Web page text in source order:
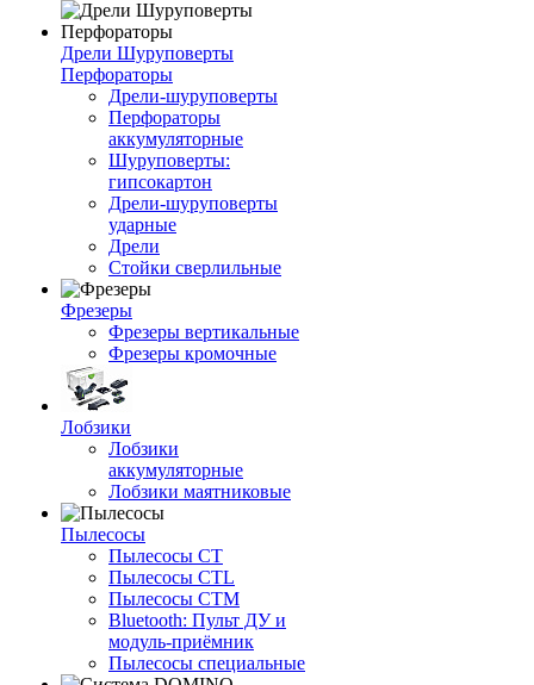
Дрели Шуруповерты
Перфораторы
Дрели-шуруповерты
Перфораторы
аккумуляторные
Шуруповерты:
гипсокартон
Дрели-шуруповерты
ударные
Дрели
Стойки сверлильные
Фрезеры
Фрезеры вертикальные
Фрезеры кромочные
Лобзики
Лобзики
аккумуляторные
Лобзики маятниковые
Пылесосы
Пылесосы CT
Пылесосы CTL
Пылесосы CTM
Bluetooth: Пульт ДУ и
модуль-приёмник
Пылесосы специальные